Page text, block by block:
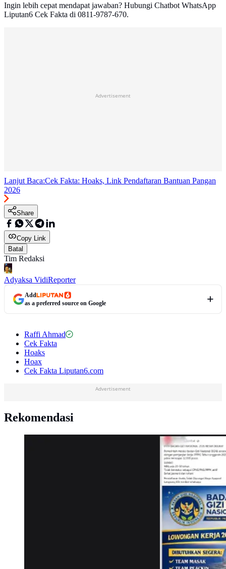
Ingin lebih cepat mendapat jawaban? Hubungi Chatbot WhatsApp
Liputan6 Cek Fakta di 0811-9787-670.
Advertisement
Lanjut Baca:Cek Fakta: Hoaks, Link Pendaftaran Bantuan Pangan
2026
Share
Copy Link
Batal
Tim Redaksi
Adyaksa VidiReporter
Add
as a preferred source on Google
Raffi Ahmad
Cek Fakta
Hoaks
Hoax
Cek Fakta Liputan6.com
Advertisement
Rekomendasi